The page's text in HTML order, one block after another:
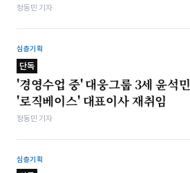
정동민 기자
심층기획
단독
'경영수업 중' 대웅그룹 3세 윤석민
'로직베이스' 대표이사 재취임
정동민 기자
심층기획